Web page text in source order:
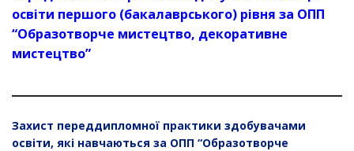
освіти першого (бакалаврського) рівня за ОПП
“Образотворче мистецтво, декоративне
мистецтво”
Захист переддипломної практики здобувачами
освіти, які навчаються за ОПП “Образотворче